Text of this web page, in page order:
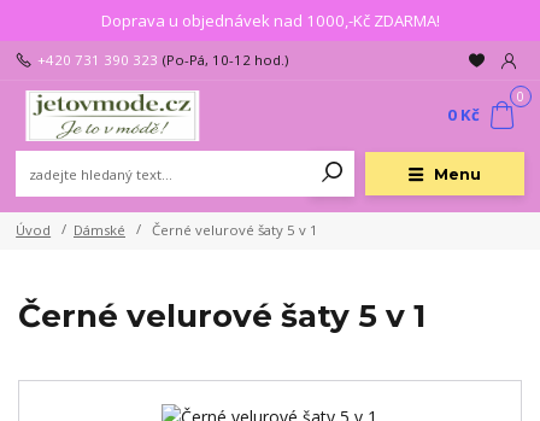
Doprava u objednávek nad 1000,-Kč ZDARMA!
Menu
+420 731 390 323 (Po-Pá, 10-12 hod.)
0
0 Kč
Úvod Dámské Černé velurové šaty 5 v 1
Černé velurové šaty 5 v 1